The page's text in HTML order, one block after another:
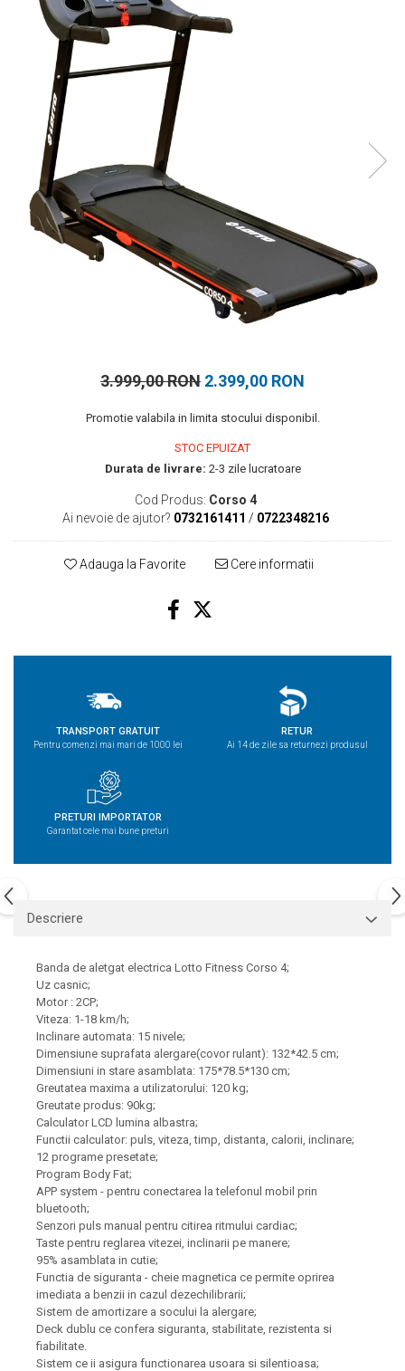
Accesorii inot
Genti si rucsacuri
Tricouri, pantaloni, bluze
Costume profesionale inot
3.999,00 RON 2.399,00 RON
Promotie valabila in limita stocului disponibil.
STOC EPUIZAT
Durata de livrare: 2-3 zile lucratoare
Cod Produs: Corso 4
Ai nevoie de ajutor? 0732161411 / 0722348216
Adauga la Favorite Cere informatii
TRANSPORT GRATUIT
Pentru comenzi mai mari de 1000 lei
RETUR
Ai 14 de zile sa returnezi produsul
PRETURI IMPORTATOR
Garantat cele mai bune preturi
Descriere
Banda de aletgat electrica Lotto Fitness Corso 4;
Uz casnic;
Motor : 2CP;
Viteza: 1-18 km/h;
Inclinare automata: 15 nivele;
Dimensiune suprafata alergare(covor rulant): 132*42.5 cm;
Dimensiuni in stare asamblata: 175*78.5*130 cm;
Greutatea maxima a utilizatorului: 120 kg;
Greutate produs: 90kg;
Calculator LCD lumina albastra;
Functii calculator: puls, viteza, timp, distanta, calorii, inclinare;
12 programe presetate;
Program Body Fat;
APP system - pentru conectarea la telefonul mobil prin
bluetooth;
Senzori puls manual pentru citirea ritmului cardiac;
Taste pentru reglarea vitezei, inclinarii pe manere;
95% asamblata in cutie;
Functia de siguranta - cheie magnetica ce permite oprirea
imediata a benzii in cazul dezechilibrarii;
Sistem de amortizare a socului la alergare;
Deck dublu ce confera siguranta, stabilitate, rezistenta si
fiabilitate.
Sistem ce ii asigura functionarea usoara si silentioasa;